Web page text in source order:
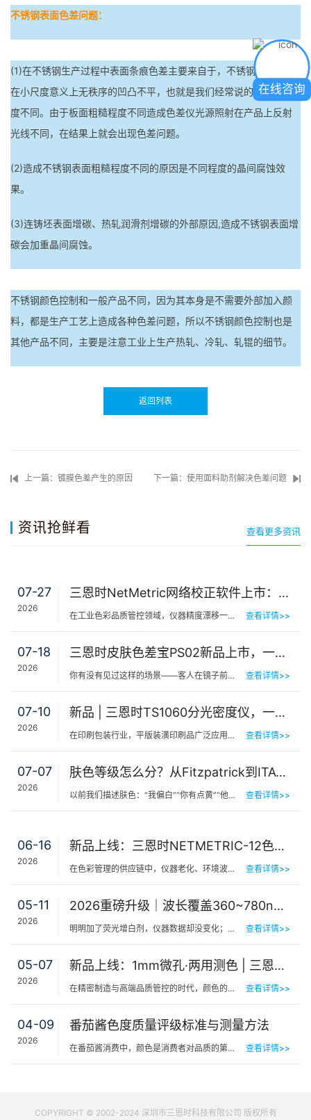
不锈钢表面色差问题：
(1)在不锈钢生产过程中表面条痕色差主要来自于，不锈钢冷轧表面
在小尺度意义上无秩序的凹凸不平，也就是我们经常说的额粗糙程
度不同。由于板面粗糙程度不同造成色差仪光源照射在产品上反射
光线不同，在结果上就会出现色差问题。
(2)造成不锈钢表面粗糙程度不同的原因是不同程度的晶间腐蚀效
果。
(3)连铸坯表面增碳、热轧润滑剂增碳的外部原因,造成不锈钢表面增
碳会加重晶间腐蚀。
不锈钢颜色控制和一般产品不同，因为其本身是不需要外部加入颜
料，都是生产工艺上造成各种色差问题，所以不锈钢颜色控制也是
其他产品不同，主要是注意工业上生产热轧、冷轧、轧锟的细节。
返回列表
上一篇：镀膜色差产生的原因 下一篇：使用面料助剂解决色差问题
资讯抢鲜看 查看更多资讯
07-27
2026
三恩时NetMetric网络校正软件上市：告别返厂，15分钟让测色仪“恢复出厂精度”
在工业色彩品质管控领域，仪器精度漂移一直是制造企业挥之不去的隐痛。同一批货，A车间测合格、B车间测不合… 查看详情>>
07-18
2026
三恩时皮肤色差宝PS02新品上市，一键测出你的精准肤色等级
你有没有见过这样的场景——客人在镜子前端详半天，问：“我是不是白了一点？”美容师… 查看详情>>
07-10
2026
新品 | 三恩时TS1060分光密度仪，一机覆盖平版装潢印刷品色密度与色差检测
在印刷包装行业，平版装潢印刷品广泛应用于包装工艺品、日化标签、节日用品等场景，客户对同一批次产品的色… 查看详情>>
07-07
2026
肤色等级怎么分？从Fitzpatrick到ITA°，三恩时皮肤测色仪让肤色“数字化”
以前我们描述肤色：“我偏白”“你有点黄”“他挺黑”……现在… 查看详情>>
06-16
2026
新品上线：三恩时NETMETRIC-12色砖与网络校正软件，解决台间差难题
在色彩管理的供应链中，仪器老化、环境波动、台间差…… 一个环节的微小偏差，都可能导致最终… 查看详情>>
05-11
2026
2026重磅升级｜波长覆盖360~780nm，三恩时便携式分光测色仪全光谱了！
明明加了荧光增白剂，仪器数据却没变化；两个零件在室内颜色一样，一到阳光下就“原形毕露”&hel… 查看详情>>
05-07
2026
新品上线：1mm微孔·两用测色 | 三恩时PS401/PS301分光测色仪！
在精密制造与高端品质管控的时代，颜色的微小偏差往往决定着产品的最终命运。对于极小物件、曲面弧面、精密… 查看详情>>
04-09
2026
番茄酱色度质量评级标准与测量方法
在番茄酱消费中，颜色是消费者对品质的第一感知，其一致性与达标性直接影响品牌信任度和产品竞争力。很多人… 查看详情>>
COPYRIGHT © 2002-2024 深圳市三恩时科技有限公司 版权所有
在线咨询